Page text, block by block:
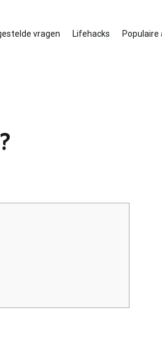
vragen Lifehacks Populaire